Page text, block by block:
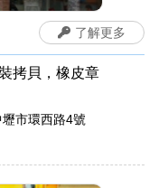
拷貝，橡皮章
市環西路4號
了解更多